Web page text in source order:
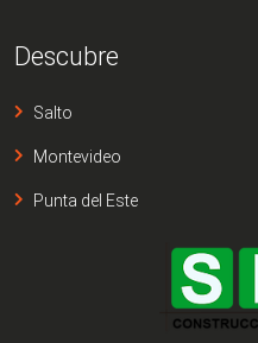
Descubre
Salto
Montevideo
Punta del Este